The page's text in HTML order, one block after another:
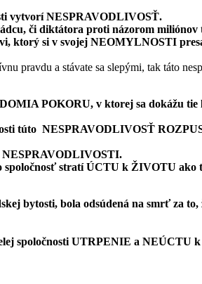
vytvorí NESPRAVODLIVOSŤ.
či diktátora proti názorom
si v svojej NEOMYLNOSTI
pravdu a stávate sa slepými, tak táto
POKORU, v ktorej sa
túto NESPRAVODLIVOSŤ
NESPRAVODLIVOSTI.
spoločnosť stratí ÚCTU k ŽIVOTU ako
bytosti, bola odsúdená na smrť za
spoločnosti UTRPENIE a NEÚCTU